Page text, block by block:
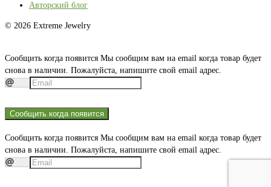
Авторский блог
© 2026 Extreme Jewelry
Сообщить когда появится Мы сообщим вам на email когда товар будет
снова в наличии. Пожалуйста, напишите свой email адрес.
Сообщить когда появится
Сообщить когда появится Мы сообщим вам на email когда товар будет
снова в наличии. Пожалуйста, напишите свой email адрес.